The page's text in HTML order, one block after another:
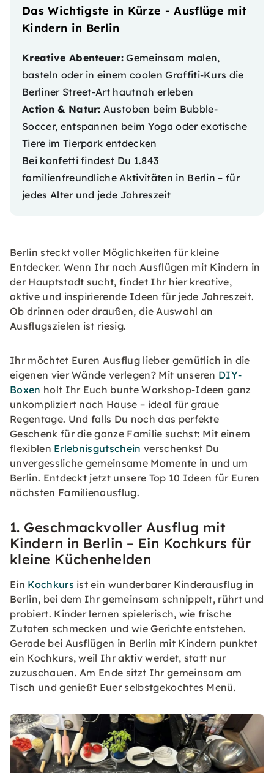
Das Wichtigste in Kürze - Ausflüge mit
Kindern in Berlin
Kreative Abenteuer: Gemeinsam malen,
basteln oder in einem coolen Graffiti-Kurs die
Berliner Street-Art hautnah erleben
Action & Natur: Austoben beim Bubble-
Soccer, entspannen beim Yoga oder exotische
Tiere im Tierpark entdecken
Bei konfetti findest Du 1.843
familienfreundlicheAktivitäten in Berlin – für
jedes Alter und jede Jahreszeit
Berlin steckt voller Möglichkeiten für kleine
Entdecker. Wenn Ihr nach Ausflügen mit Kindern in
der Hauptstadt sucht, findet Ihr hier kreative,
aktive und inspirierende Ideen für jede Jahreszeit.
Ob drinnen oder draußen, die Auswahl an
Ausflugszielen ist riesig.
Ihr möchtet Euren Ausflug lieber gemütlich in die
eigenen vier Wände verlegen? Mit unseren DIY-
Boxen holt Ihr Euch bunte Workshop-Ideen ganz
unkompliziert nach Hause – ideal für graue
Regentage. Und falls Du noch das perfekte
Geschenk für die ganze Familie suchst: Mit einem
flexiblen Erlebnisgutschein verschenkst Du
unvergessliche gemeinsame Momente in und um
Berlin. Entdeckt jetzt unsere Top 10 Ideen für Euren
nächsten Familienausflug.
1. Geschmackvoller Ausflug mit
Kindern in Berlin – Ein Kochkurs für
kleine Küchenhelden
Ein Kochkurs ist ein wunderbarer Kinderausflug in
Berlin, bei dem Ihr gemeinsam schnippelt, rührt und
probiert. Kinder lernen spielerisch, wie frische
Zutaten schmecken und wie Gerichte entstehen.
Gerade bei Ausflügen in Berlin mit Kindern punktet
ein Kochkurs, weil Ihr aktiv werdet, statt nur
zuzuschauen. Am Ende sitzt Ihr gemeinsam am
Tisch und genießt Euer selbstgekochtes Menü.